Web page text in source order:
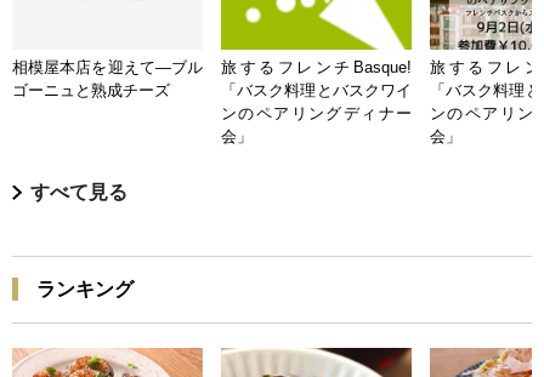
相模屋本店を迎えて―ブル
ゴーニュと熟成チーズ
旅するフレンチBasque!
「バスク料理とバスクワイ
ンのペアリングディナー
会」
旅するフレン
「バスク料理
ンのペアリン
会」
すべて見る
ランキング